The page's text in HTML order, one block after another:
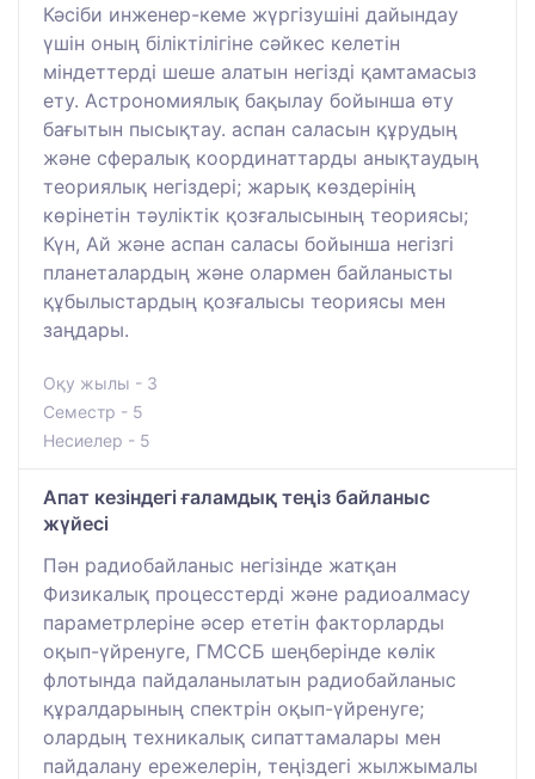
Кәсіби инженер-кеме жүргізушіні дайындау
үшін оның біліктілігіне сәйкес келетін
міндеттерді шеше алатын негізді қамтамасыз
ету. Астрономиялық бақылау бойынша өту
бағытын пысықтау. аспан саласын құрудың
және сфералық координаттарды анықтаудың
теориялық негіздері; жарық көздерінің
көрінетін тәуліктік қозғалысының теориясы;
Күн, Ай және аспан саласы бойынша негізгі
планеталардың және олармен байланысты
құбылыстардың қозғалысы теориясы мен
заңдары.
Оқу жылы - 3
Семестр - 5
Несиелер - 5
Апат кезіндегі ғаламдық теңіз байланыс
жүйесі
Пән радиобайланыс негізінде жатқан
Физикалық процесстерді және радиоалмасу
параметрлеріне әсер ететін факторларды
оқып-үйренуге, ГМССБ шеңберінде көлік
флотында пайдаланылатын радиобайланыс
құралдарының спектрін оқып-үйренуге;
олардың техникалық сипаттамалары мен
пайдалану ережелерін, теңіздегі жылжымалы